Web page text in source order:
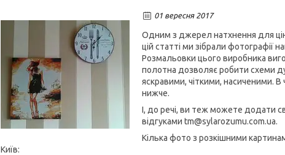
01 вересня 2017
Одним з джерел натхнення для
цій статті ми зібрали фотографії
Розмальовки цього виробника
полотна дозволяє робити схеми
яскравими, чіткими, насиченими.
нижче.
І, до речі, ви теж можете додати
відгуками tm@sylarozumu.com.ua.
Кілька фото з розкішними
Київ: